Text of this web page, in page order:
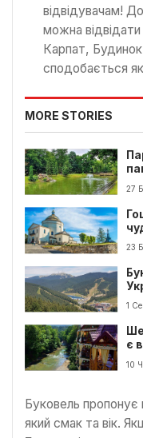
відвідувачам!
можна
Карпат,
сподобається
MORE STORIES
27
23
1
є
10
Буковель пропонує
який смак та вік.